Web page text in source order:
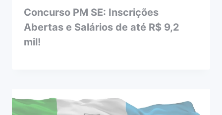
Concurso PM SE: Inscrições
Abertas e Salários de até R$ 9,2
mil!